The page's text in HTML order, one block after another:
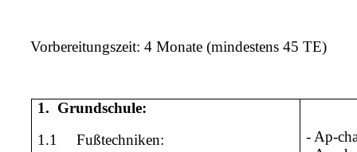
Vorbereitungszeit: 4 Monate (mindestens 45 TE)
1. Grundschule:
1.1
Fußtechniken:
- Ap-